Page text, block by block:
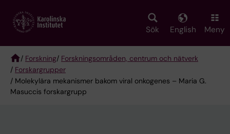
main
Sök English Meny
Breadcrumb
/ Forskning/ Forskningsområden, centrum och nätverk
/ Forskargrupper
/ Molekylära mekanismer bakom viral onkogenes – Maria G.
Masuccis forskargrupp